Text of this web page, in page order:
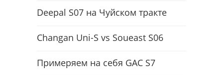
Deepal S07 на Чуйском тракте
Changan Uni-S vs Soueast S06
Примеряем на себя GAC S7